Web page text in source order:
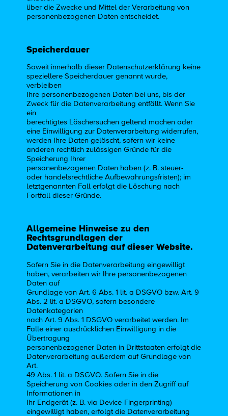
über die Zwecke und Mittel der Verarbeitung von
personenbezogenen Daten entscheidet.
Speicherdauer
Soweit innerhalb dieser Datenschutzerklärung keine
speziellere Speicherdauer genannt wurde,
verbleiben
Ihre personenbezogenen Daten bei uns, bis der
Zweck für die Datenverarbeitung entfällt. Wenn Sie
ein
berechtigtes Löschersuchen geltend machen oder
eine Einwilligung zur Datenverarbeitung widerrufen,
werden Ihre Daten gelöscht, sofern wir keine
anderen rechtlich zulässigen Gründe für die
Speicherung Ihrer
personenbezogenen Daten haben (z. B. steuer-
oder handelsrechtliche Aufbewahrungsfristen); im
letztgenannten Fall erfolgt die Löschung nach
Fortfall dieser Gründe.
Allgemeine Hinweise zu den
Rechtsgrundlagen der
Datenverarbeitung auf dieser Website.
Sofern Sie in die Datenverarbeitung eingewilligt
haben, verarbeiten wir Ihre personenbezogenen
Daten auf
Grundlage von Art. 6 Abs. 1 lit. a DSGVO bzw. Art. 9
Abs. 2 lit. a DSGVO, sofern besondere
Datenkategorien
nach Art. 9 Abs. 1 DSGVO verarbeitet werden. Im
Falle einer ausdrücklichen Einwilligung in die
Übertragung
personenbezogener Daten in Drittstaaten erfolgt die
Datenverarbeitung außerdem auf Grundlage von
Art.
49 Abs. 1 lit. a DSGVO. Sofern Sie in die
Speicherung von Cookies oder in den Zugriff auf
Informationen in
Ihr Endgerät (z. B. via Device-Fingerprinting)
eingewilligt haben, erfolgt die Datenverarbeitung